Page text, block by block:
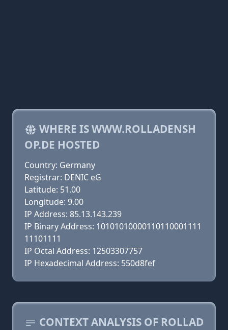
WHERE IS WWW.ROLLADENSH
OP.DE HOSTED
Country: Germany
Registrar: DENIC eG
Latitude: 51.00
Longitude: 9.00
IP Address: 85.13.143.239
IP Binary Address: 10101010000110110001111
11101111
IP Octal Address: 12503307757
IP Hexadecimal Address: 550d8fef
CONTEXT ANALYSIS OF ROLLAD